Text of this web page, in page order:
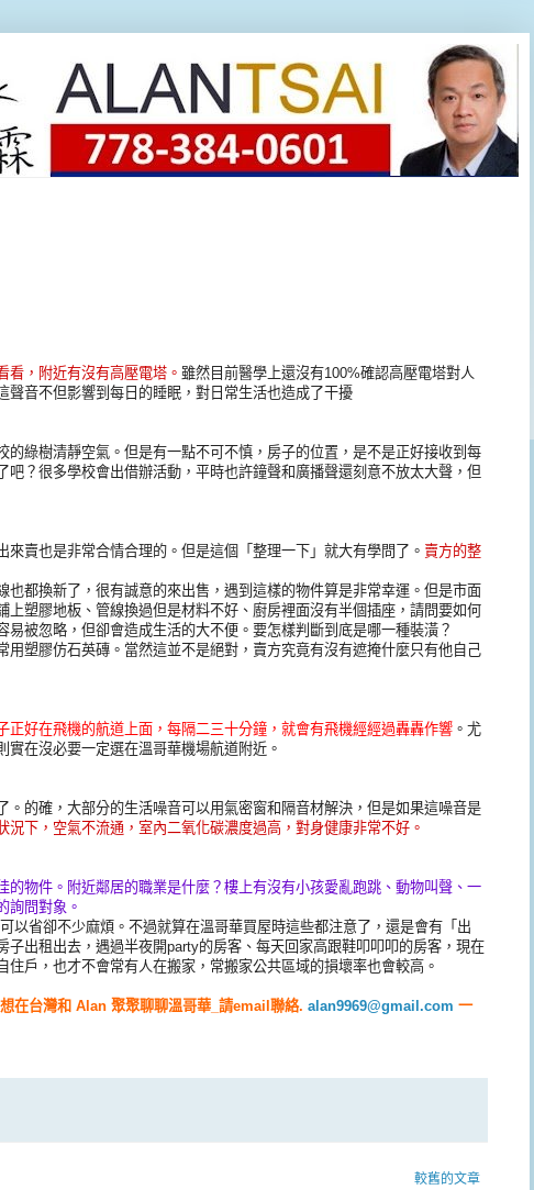
看，附近有沒有高壓電塔。 雖然目前醫學上還沒有100%確認高壓電塔對人
音不但影響到每日的睡眠，對日常生活也造成了干擾
綠樹清靜空氣。但是有一點不可不慎，房子的位置，是不是正好接收到每
？很多學校會出借辦活動，平時也許鐘聲和廣播聲還刻意不放太大聲，但
賣也是非常合情合理的。但是這個「整理一下」就大有學問了。 賣方的整
都換新了，很有誠意的來出售，遇到這樣的物件算是非常幸運。但是市面
塑膠地板、管線換過但是材料不好、廚房裡面沒有半個插座，請問要如何
被忽略，但卻會造成生活的大不便。要怎樣判斷到底是哪一種裝潢？
塑膠仿石英磚。當然這並不是絕對，賣方究竟有沒有遮掩什麼只有他自己
好在飛機的航道上面，每隔二三十分鐘，就會有飛機經經過轟轟作響 。尤
在沒必要一定選在溫哥華機場航道附近。
的確，大部分的生活噪音可以用氣密窗和隔音材解決，但是如果這噪音是
下，空氣不流通，室內二氧化碳濃度過高，對身健康非常不好。
的物件。附近鄰居的職業是什麼？樓上有沒有小孩愛亂跑跳、動物叫聲、一
詢問對象。
省卻不少麻煩。不過就算在溫哥華買屋時這些都注意了，還是會有「出
出租出去，遇過半夜開party的房客、每天回家高跟鞋叩叩叩的房客，現在
戶，也才不會常有人在搬家，常搬家公共區域的損壞率也會較高。
在台灣和 Alan 聚聚聊聊溫哥華_請email聯絡. alan9969@gmail.com 一
較舊的文章